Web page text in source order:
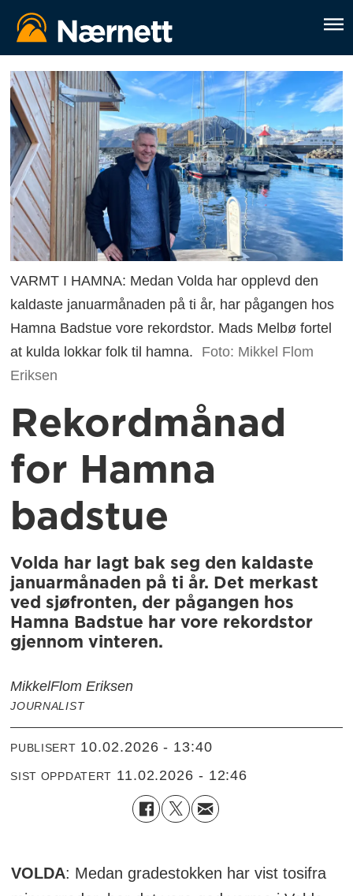
VARMT I HAMNA: Medan Volda har opplevd den
kaldaste januarmånaden på ti år, har pågangen hos
Hamna Badstue vore rekordstor. Mads Melbø fortel
at kulda lokkar folk til hamna.
Foto: Mikkel Flom
Eriksen
Rekordmånad
for Hamna
badstue
Volda har lagt bak seg den kaldaste
januarmånaden på ti år. Det merkast
ved sjøfronten, der pågangen hos
Hamna Badstue har vore rekordstor
gjennom vinteren.
MikkelFlom Eriksen
JOURNALIST
PUBLISERT 10.02.2026 - 13:40
SIST OPPDATERT 11.02.2026 - 12:46
VOLDA: Medan gradestokken har vist tosifra